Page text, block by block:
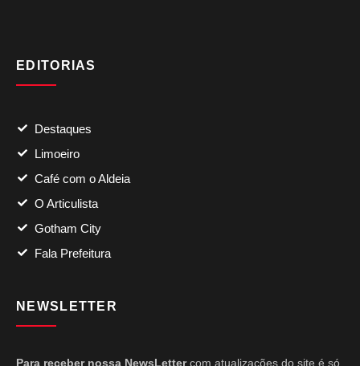
EDITORIAS
Destaques
Limoeiro
Café com o Aldeia
O Articulista
Gotham City
Fala Prefeitura
NEWSLETTER
Para receber nossa NewsLettercom atualizações do site é só